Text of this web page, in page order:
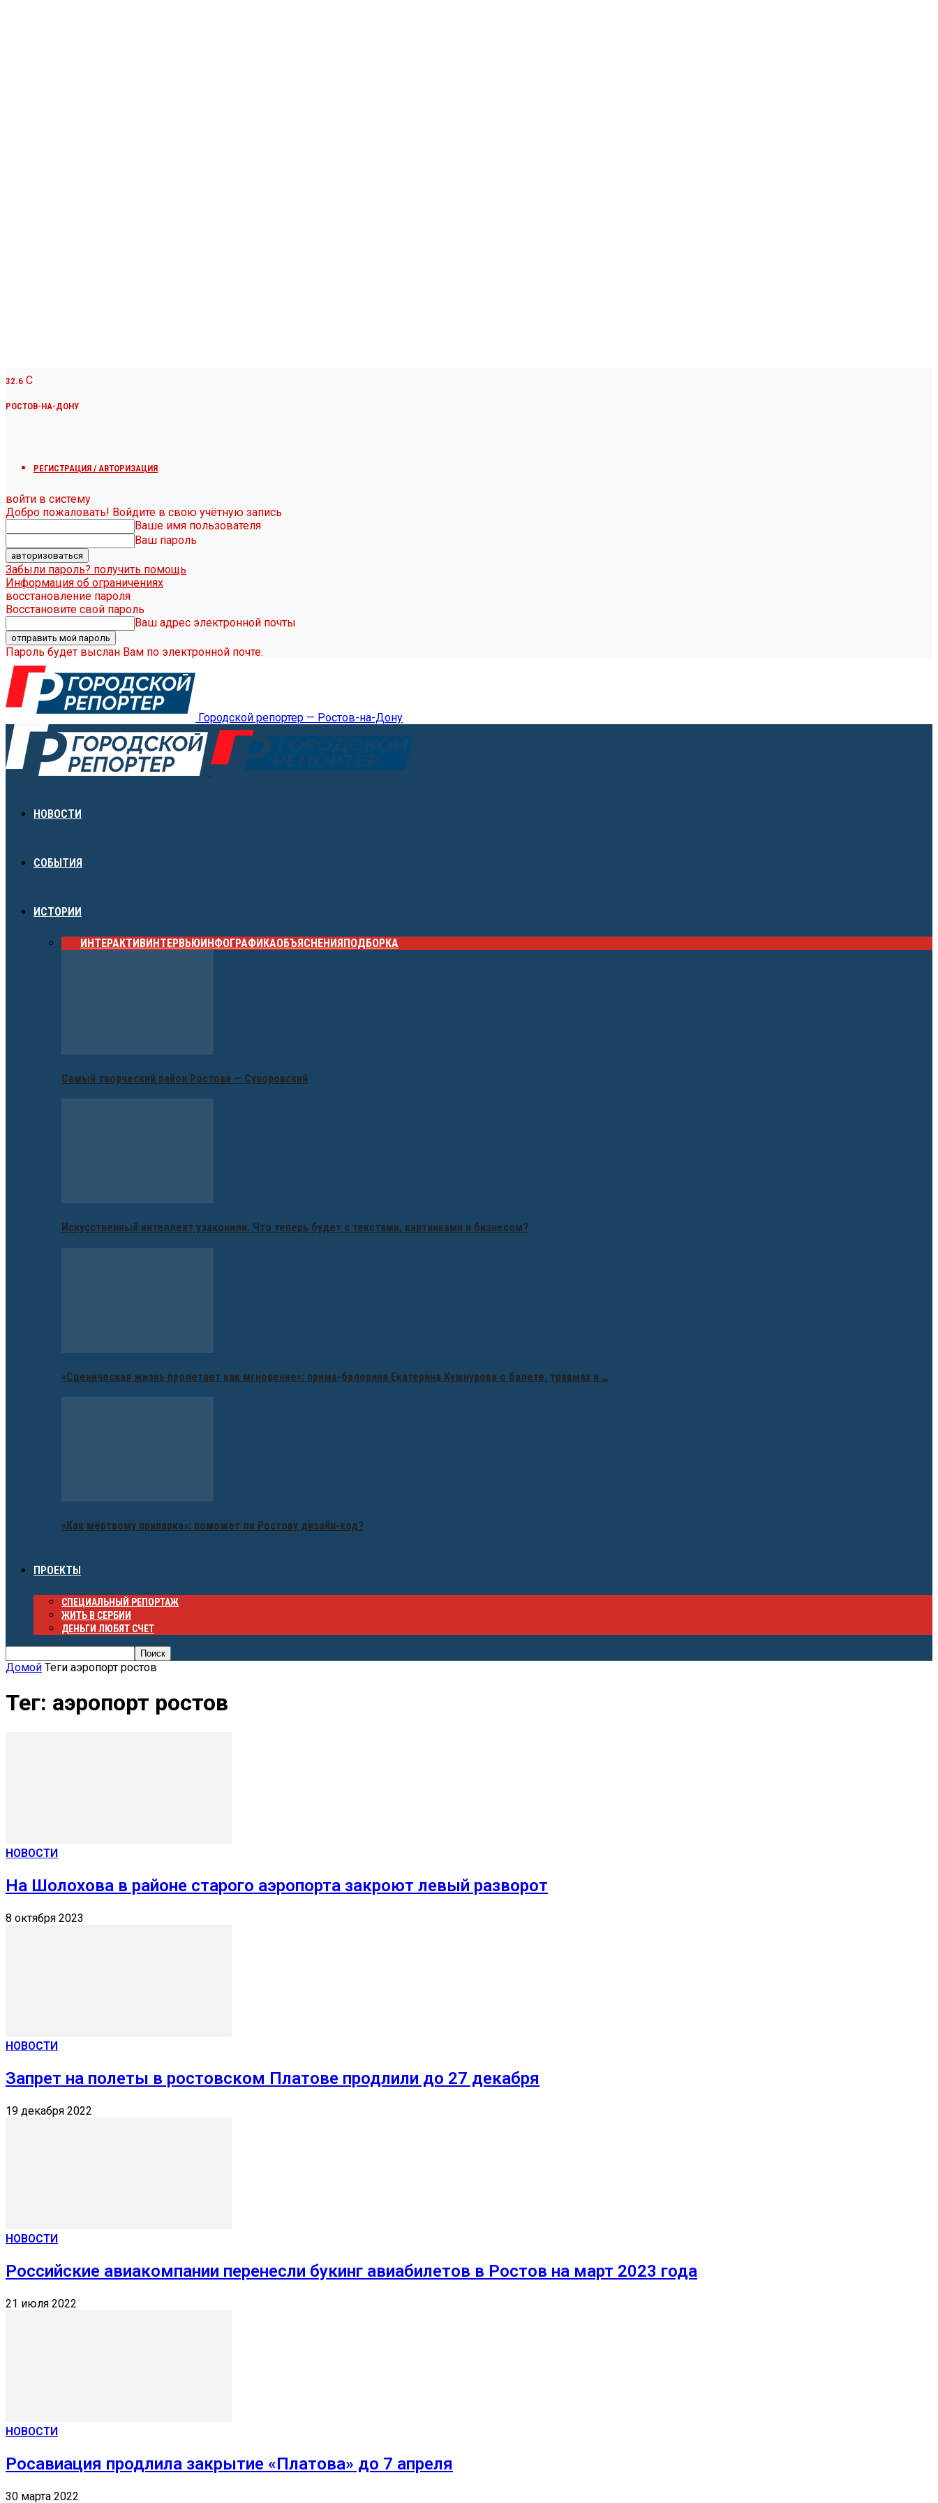
32.6 C
РОСТОВ-НА-ДОНУ
РЕГИСТРАЦИЯ / АВТОРИЗАЦИЯ
войти в систему
Добро пожаловать! Войдите в свою учётную запись
Ваше имя пользователя
Ваш пароль
Забыли пароль? получить помощь
Информация об ограничениях
восстановление пароля
Восстановите свой пароль
Ваш адрес электронной почты
Пароль будет выслан Вам по электронной почте.
Городской репортер — Ростов-на-Дону
НОВОСТИ
СОБЫТИЯ
ИСТОРИИ
ИНТЕРАКТИВИНТЕРВЬЮИНФОГРАФИКАОБЪЯСНЕНИЯПОДБОРКА
Самый творческий район Ростова — Суворовский
Искусственный интеллект узаконили. Что теперь будет с текстами, картинками и бизнесом?
«Сценическая жизнь пролетает как мгновение»: прима-балерина Екатерина Кужнурова о балете, травмах и …
«Как мёртвому припарка»: поможет ли Ростову дизайн-код?
ПРОЕКТЫ
СПЕЦИАЛЬНЫЙ РЕПОРТАЖ
ЖИТЬ В СЕРБИИ
ДЕНЬГИ ЛЮБЯТ СЧЕТ
Домой Теги аэропорт ростов
Тег: аэропорт ростов
НОВОСТИ
На Шолохова в районе старого аэропорта закроют левый разворот
8 октября 2023
НОВОСТИ
Запрет на полеты в ростовском Платове продлили до 27 декабря
19 декабря 2022
НОВОСТИ
Российские авиакомпании перенесли букинг авиабилетов в Ростов на март 2023 года
21 июля 2022
НОВОСТИ
Росавиация продлила закрытие «Платова» до 7 апреля
30 марта 2022